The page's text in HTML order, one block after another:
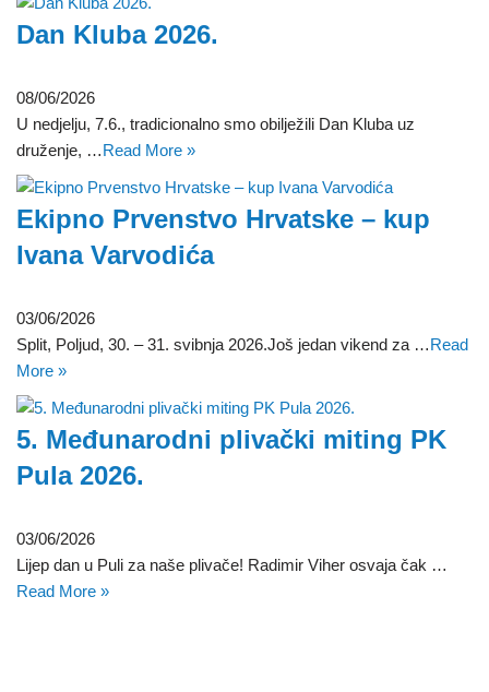
Dan Kluba 2026.
08/06/2026
U nedjelju, 7.6., tradicionalno smo obilježili Dan Kluba uz
druženje, …Read More »
Ekipno Prvenstvo Hrvatske – kup
Ivana Varvodića
03/06/2026
Split, Poljud, 30. – 31. svibnja 2026.Još jedan vikend za …Read
More »
5. Međunarodni plivački miting PK
Pula 2026.
03/06/2026
Lijep dan u Puli za naše plivače! Radimir Viher osvaja čak …
Read More »